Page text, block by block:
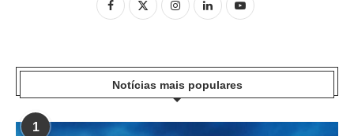
Notícias mais populares
1